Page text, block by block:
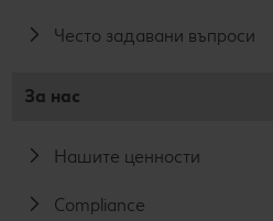
Често задавани въпроси
За нас
Нашите ценности
Compliance